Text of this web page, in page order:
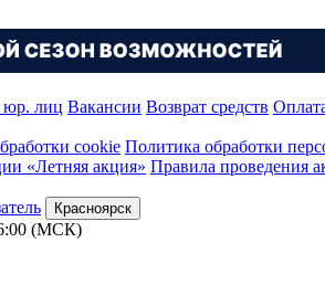
юр. лиц Вакансии Возврат средств
cookie Политика обработки
«Летняя акция» Правила проведения
Красноярск
(МСК)